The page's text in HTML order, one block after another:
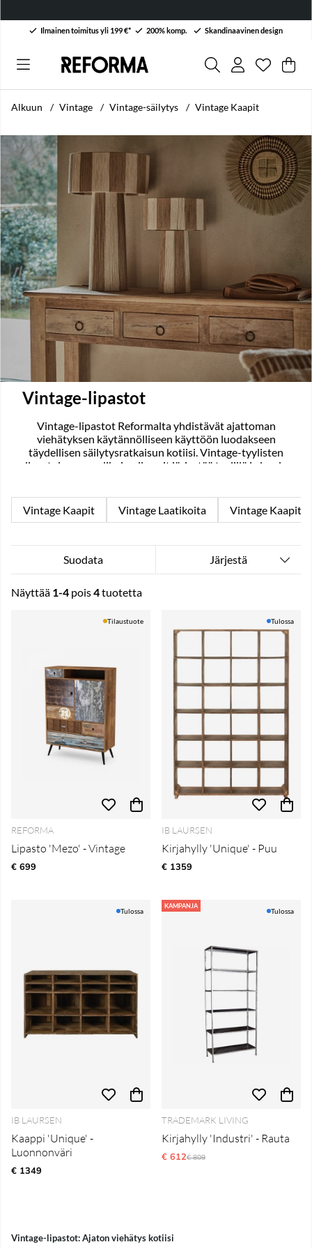
Ilmainen toimitus yli 199 €* 200% komp. Skandinaavinen design
Toivelista
. .
Alkuun Vintage Vintage-säilytys Vintage Kaapit
Vintage-lipastot
Vintage-lipastot Reformalta yhdistävät ajattoman
viehätyksen käytännölliseen käyttöön luodakseen
täydellisen säilytysratkaisun kotiisi. Vintage-tyylisten
lipastojemme valikoimalla voit järjestää tyylillä ja luoda
Vintage Kaapit Vintage Laatikoita Vintage Kaapit
Suodata Järjestä
Näyttää 1-4 pois4tuotetta
Tilaustuote
REFORMA
Lipasto 'Mezo' - Vintage
€ 699
Tulossa
IB LAURSEN
Kirjahylly 'Unique' - Puu
€ 1359
Tulossa
IB LAURSEN
Kaappi 'Unique' -
Luonnonväri
€ 1349
KAMPANJA
Tulossa
TRADEMARK LIVING
Kirjahylly 'Industri' - Rauta
€ 612Normaali hinta
€ 809
Vintage-lipastot: Ajaton viehätys kotiisi